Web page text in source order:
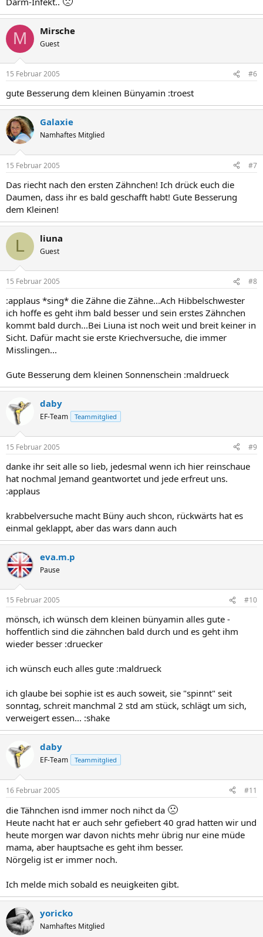
M Mirsche
Guest
15 Februar 2005 #6
gute Besserung dem kleinen Bünyamin :troest
Galaxie
Namhaftes Mitglied
15 Februar 2005 #7
Das riecht nach den ersten Zähnchen! Ich drück euch die
Daumen, dass ihr es bald geschafft habt! Gute Besserung
dem Kleinen!
L liuna
Guest
15 Februar 2005 #8
:applaus *sing* die Zähne die Zähne...Ach Hibbelschwester
ich hoffe es geht ihm bald besser und sein erstes Zähnchen
kommt bald durch...Bei Liuna ist noch weit und breit keiner in
Sicht. Dafür macht sie erste Kriechversuche, die immer
Misslingen...
Gute Besserung dem kleinen Sonnenschein :maldrueck
daby
EF-Team Teammitglied
15 Februar 2005 #9
danke ihr seit alle so lieb, jedesmal wenn ich hier reinschaue
hat nochmal Jemand geantwortet und jede erfreut uns.
:applaus
krabbelversuche macht Büny auch shcon, rückwärts hat es
einmal geklappt, aber das wars dann auch
eva.m.p
Pause
15 Februar 2005 #10
mönsch, ich wünsch dem kleinen bünyamin alles gute -
hoffentlich sind die zähnchen bald durch und es geht ihm
wieder besser :druecker
ich wünsch euch alles gute :maldrueck
ich glaube bei sophie ist es auch soweit, sie "spinnt" seit
sonntag, schreit manchmal 2 std am stück, schlägt um sich,
verweigert essen... :shake
daby
EF-Team Teammitglied
16 Februar 2005 #11
die Tähnchen isnd immer noch nihct da 🙁
Heute nacht hat er auch sehr gefiebert 40 grad hatten wir und
heute morgen war davon nichts mehr übrig nur eine müde
mama, aber hauptsache es geht ihm besser.
Nörgelig ist er immer noch.
Ich melde mich sobald es neuigkeiten gibt.
yoricko
Namhaftes Mitglied